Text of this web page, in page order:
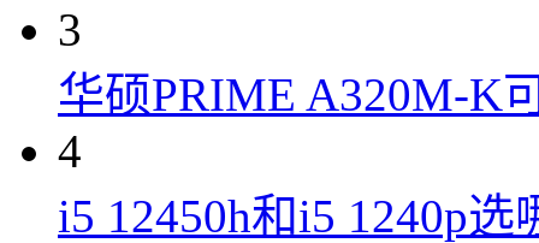
3
华硕PRIME A320M-K
4
i5 12450h和i5 1240p选